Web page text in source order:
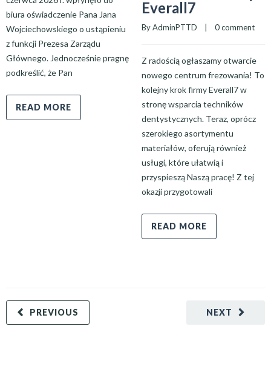
biura oświadczenie Pana Jana
Wojciechowskiego o ustąpieniu
z funkcji Prezesa Zarządu
Głównego. Jednocześnie pragnę
podkreślić, że Pan
READ MORE
Everall7
By AdminPTTD 0 comment
Z radością ogłaszamy otwarcie
nowego centrum frezowania! To
kolejny krok firmy Everall7 w
stronę wsparcia techników
dentystycznych. Teraz, oprócz
szerokiego asortymentu
materiałów, oferują również
usługi, które ułatwią i
przyspieszą Naszą pracę! Z tej
okazji przygotowali
READ MORE
NEXT
PREVIOUS